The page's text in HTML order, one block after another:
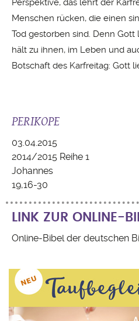
Perspektive, das lehrt der
Menschen rücken, die einen
Tod gestorben sind. Denn
hält zu ihnen, im Leben und
Botschaft des Karfreitag: Gott
PERIKOPE
03.04.2015
2014/2015 Reihe 1
Johannes
19,16-30
LINK ZUR ONLINE-
Online-Bibel der deutschen